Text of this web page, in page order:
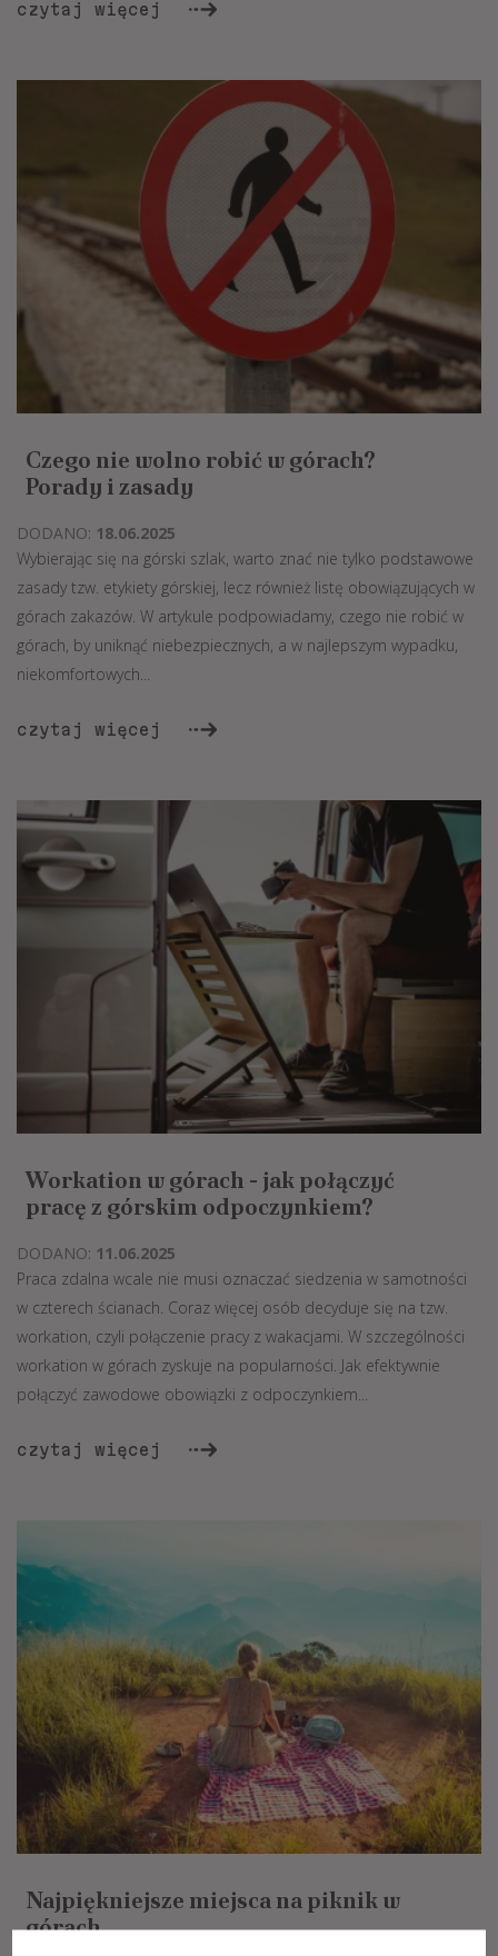
czytaj więcej
Czego nie wolno robić w górach?
Porady i zasady
DODANO: 18.06.2025
Wybierając się na górski szlak, warto znać nie tylko podstawowe
zasady tzw. etykiety górskiej, lecz również listę obowiązujących w
górach zakazów. W artykule podpowiadamy, czego nie robić w
górach, by uniknąć niebezpiecznych, a w najlepszym wypadku,
niekomfortowych...
czytaj więcej
Workation w górach - jak połączyć
pracę z górskim odpoczynkiem?
DODANO: 11.06.2025
Praca zdalna wcale nie musi oznaczać siedzenia w samotności
w czterech ścianach. Coraz więcej osób decyduje się na tzw.
workation, czyli połączenie pracy z wakacjami. W szczególności
workation w górach zyskuje na popularności. Jak efektywnie
połączyć zawodowe obowiązki z odpoczynkiem...
czytaj więcej
Najpiękniejsze miejsca na piknik w
górach